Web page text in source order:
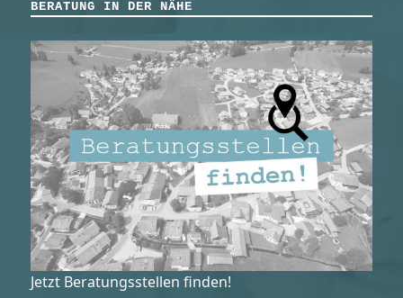
BERATUNG IN DER NÄHE
Jetzt Beratungsstellen finden!